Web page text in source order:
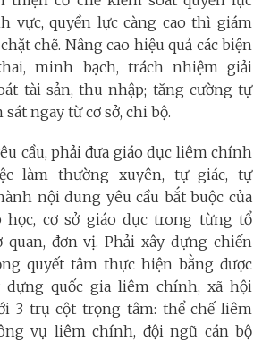
vực, quyền lực càng cao thì giám
chẽ. Nâng cao hiệu quả các biện
minh bạch, trách nhiệm giải
tài sản, thu nhập; tăng cường tự
ngay từ cơ sở, chi bộ.
cầu, phải đưa giáo dục liêm chính
làm thường xuyên, tự giác, tự
nội dung yêu cầu bắt buộc của
học, cơ sở giáo dục trong từng tổ
quan, đơn vị. Phải xây dựng chiến
quyết tâm thực hiện bằng được
dựng quốc gia liêm chính, xã hội
3 trụ cột trọng tâm: thể chế liêm
vụ liêm chính, đội ngũ cán bộ